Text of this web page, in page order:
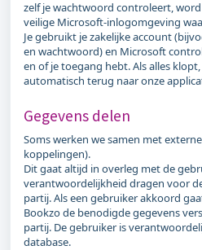
zelf je wachtwoord controleert,
veilige Microsoft-inlogomgeving
Je gebruikt je zakelijke account
en wachtwoord) en Microsoft
en of je toegang hebt. Als alles
automatisch terug naar onze
Gegevens delen
Soms werken we samen met
koppelingen).
Dit gaat altijd in overleg met de
verantwoordelijkheid dragen voor
partij. Als een gebruiker akkoord
Bookzo de benodigde gegevens
partij. De gebruiker is
database.